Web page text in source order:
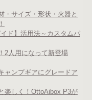
・サイズ・形状・火器と
ド】活用法～カスタムパ
2人用になって新登場
ャンプギアにグレードア
楽しく！OttoAibox P3が